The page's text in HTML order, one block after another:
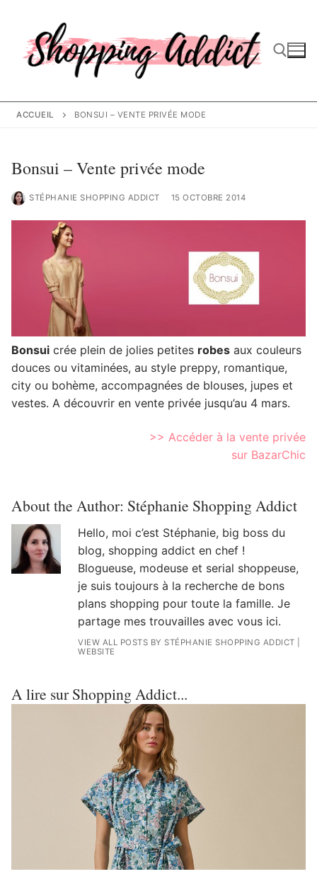
contenu
Rechercher :
ACCUEIL BONSUI – VENTE PRIVÉE MODE
Bonsui – Vente privée mode
STÉPHANIE SHOPPING ADDICT 15 OCTOBRE 2014
Bonsui crée plein de jolies petites robes aux couleurs
douces ou vitaminées, au style preppy, romantique,
city ou bohème, accompagnées de blouses, jupes et
vestes. A découvrir en vente privée jusqu’au 4 mars.
>> Accéder à la vente privée
sur BazarChic
About the Author: Stéphanie Shopping Addict
Hello, moi c’est Stéphanie, big boss du
blog, shopping addict en chef !
Blogueuse, modeuse et serial shoppeuse,
je suis toujours à la recherche de bons
plans shopping pour toute la famille. Je
partage mes trouvailles avec vous ici.
VIEW ALL POSTS BY STÉPHANIE SHOPPING ADDICT
WEBSITE
A lire sur Shopping Addict...